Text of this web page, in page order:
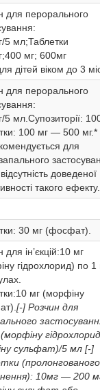
для перорального
5 мл;Таблетки
мг; 600мг
дітей віком до 3
для перорального
5 мл.Супозиторії:
100 мг — 500 мг.*
для
доведеної
такого ефекту.
30 мг (фосфат).
для ін’єкцій:10 мг
гідрохлорид) по
мг (морфіну
[-] Розчин для
сульфат)/5 мл [-]
(пролонгованого
10мг — 200